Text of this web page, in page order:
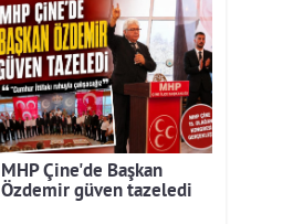
MHP Çine'de Başkan
Özdemir güven tazeledi